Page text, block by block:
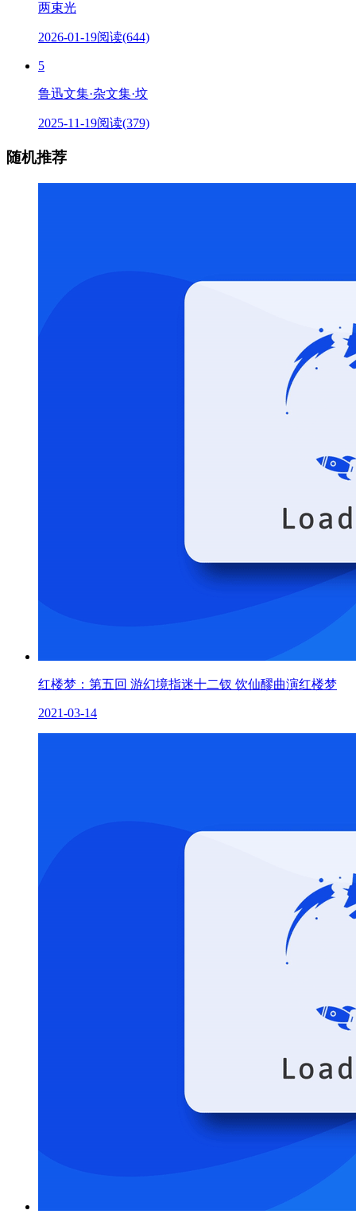
两束光
2026-01-19阅读(644)
5
鲁迅文集·杂文集·坟
2025-11-19阅读(379)
随机推荐
红楼梦：第五回 游幻境指迷十二钗 饮仙醪曲演红楼梦
2021-03-14